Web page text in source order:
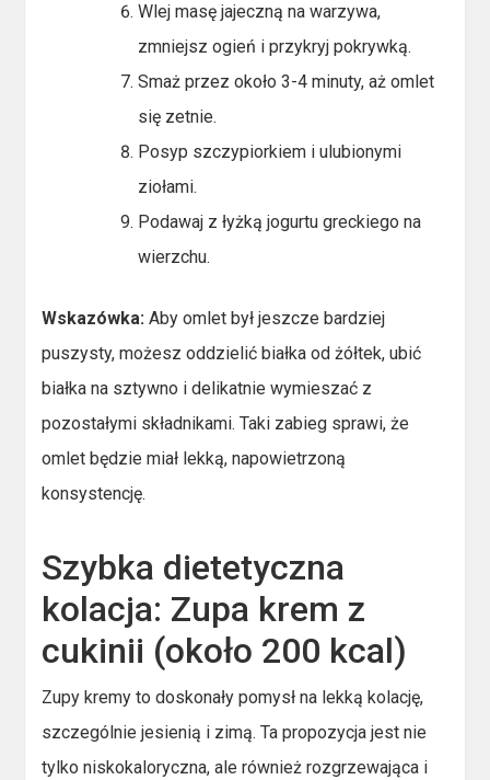
Wlej masę jajeczną na warzywa,
zmniejsz ogień i przykryj pokrywką.
Smaż przez około 3-4 minuty, aż omlet
się zetnie.
Posyp szczypiorkiem i ulubionymi
ziołami.
Podawaj z łyżką jogurtu greckiego na
wierzchu.
Wskazówka: Aby omlet był jeszcze bardziej
puszysty, możesz oddzielić białka od żółtek, ubić
białka na sztywno i delikatnie wymieszać z
pozostałymi składnikami. Taki zabieg sprawi, że
omlet będzie miał lekką, napowietrzoną
konsystencję.
Szybka dietetyczna
kolacja: Zupa krem z
cukinii (około 200 kcal)
Zupy kremy to doskonały pomysł na lekką kolację,
szczególnie jesienią i zimą. Ta propozycja jest nie
tylko niskokaloryczna, ale również rozgrzewająca i